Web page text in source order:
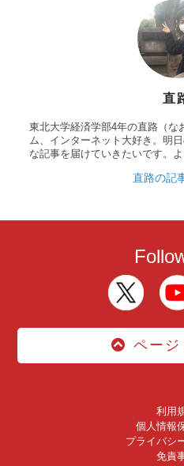
直
東北大学経済学部4年の直路（な
ム、インターネット大好き。明
な記事を届けていきたいです。
直路の記
ページ
利用
個人情報
プライバシ
免責